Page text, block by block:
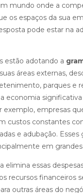
mundo onde a
os espaços da sua
pode estar na
estão adotando a
áreas externas,
parques e
economia
exemplo, empresas
custos constantes
e adubação.
em grandes
elimina essas
recursos financeiros
outras áreas do